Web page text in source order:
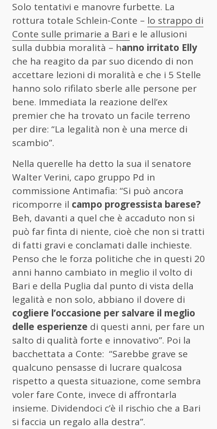
Solo tentativi e manovre furbette. La
rottura totale Schlein-Conte – lo strappo di
Conte sulle primarie a Bari e le allusioni
sulla dubbia moralità – hanno irritato Elly
che ha reagito da par suo dicendo di non
accettare lezioni di moralità e che i 5 Stelle
hanno solo rifilato sberle alle persone per
bene. Immediata la reazione dell’ex
premier che ha trovato un facile terreno
per dire: “La legalità non è una merce di
scambio”.
Nella querelle ha detto la sua il senatore
Walter Verini, capo gruppo Pd in
commissione Antimafia: “Si può ancora
ricomporre il campo progressista barese?
Beh, davanti a quel che è accaduto non si
può far finta di niente, cioè che non si tratti
di fatti gravi e conclamati dalle inchieste.
Penso che le forza politiche che in questi 20
anni hanno cambiato in meglio il volto di
Bari e della Puglia dal punto di vista della
legalità e non solo, abbiano il dovere di
cogliere l’occasione per salvare il meglio
delle esperienze di questi anni, per fare un
salto di qualità forte e innovativo”. Poi la
bacchettata a Conte: “Sarebbe grave se
qualcuno pensasse di lucrare qualcosa
rispetto a questa situazione, come sembra
voler fare Conte, invece di affrontarla
insieme. Dividendoci c’è il rischio che a Bari
si faccia un regalo alla destra”.